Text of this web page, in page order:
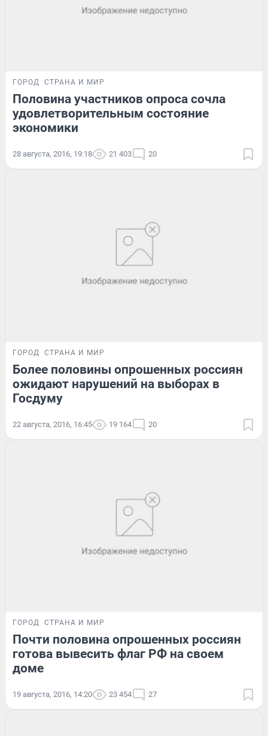
ГОРОД СТРАНА И МИР
Половина участников опроса сочла
удовлетворительным состояние
экономики
28 августа, 2016, 19:18 21 403 20
ГОРОД СТРАНА И МИР
Более половины опрошенных россиян
ожидают нарушений на выборах в
Госдуму
22 августа, 2016, 16:45 19 164 20
ГОРОД СТРАНА И МИР
Почти половина опрошенных россиян
готова вывесить флаг РФ на своем
доме
19 августа, 2016, 14:20 23 454 27